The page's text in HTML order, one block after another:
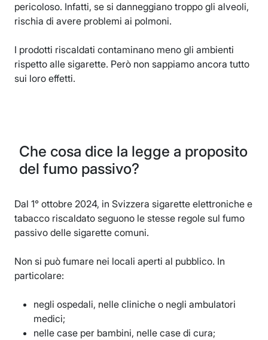
pericoloso. Infatti, se si danneggiano troppo gli alveoli,
rischia di avere problemi ai polmoni.
I prodotti riscaldati contaminano meno gli ambienti
rispetto alle sigarette. Però non sappiamo ancora tutto
sui loro effetti.
Che cosa dice la legge a proposito
del fumo passivo?
Dal 1° ottobre 2024, in Svizzera sigarette elettroniche e
tabacco riscaldato seguono le stesse regole sul fumo
passivo delle sigarette comuni.
Non si può fumare nei locali aperti al pubblico. In
particolare:
negli ospedali, nelle cliniche o negli ambulatori
medici;
nelle case per bambini, nelle case di cura;